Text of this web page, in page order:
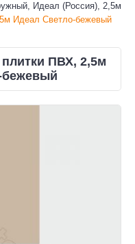
Идеал (Россия), 2,5м
Идеал Светло-бежевый
ПВХ, 2,5м
бежевый